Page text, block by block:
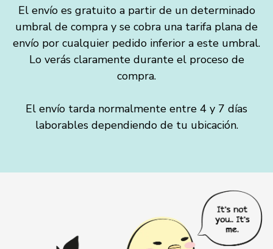
El envío es gratuito a partir de un determinado
umbral de compra y se cobra una tarifa plana de
envío por cualquier pedido inferior a este umbral.
Lo verás claramente durante el proceso de
compra.
El envío tarda normalmente entre 4 y 7 días
laborables dependiendo de tu ubicación.